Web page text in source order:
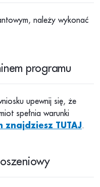
należy wykonać
programu
upewnij się, że
spełnia warunki
znajdziesz TUTAJ.